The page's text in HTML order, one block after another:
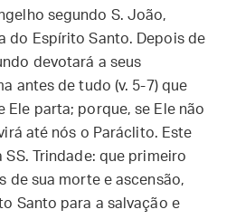
segundo S. João,
do Espírito Santo. Depois de
devotará a seus
antes de tudo (v. 5-7) que
Ele parta; porque, se Ele não
até nós o Paráclito. Este
Trindade: que primeiro
de sua morte e ascensão,
Santo para a salvação e